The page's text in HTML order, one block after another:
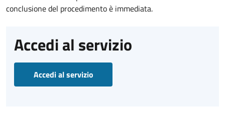
conclusione del procedimento è immediata.
Accedi al servizio
Accedi al servizio